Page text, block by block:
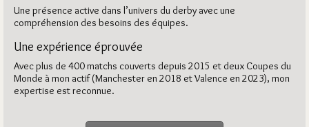
Une présence active dans l’univers du derby avec une
compréhension des besoins des équipes.
Une expérience éprouvée
Avec plus de 400 matchs couverts depuis 2015 et deux Coupes du
Monde à mon actif (Manchester en 2018 et Valence en 2023), mon
expertise est reconnue.